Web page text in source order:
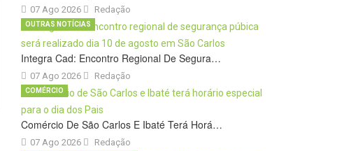
07 Ago 2026 Redação
Integra Cad: Encontro Regional De Segura…
07 Ago 2026
OUTRAS NOTÍCIAS
Redação
Comércio De São Carlos E Ibaté Terá Horá…
07 Ago 2026
COMÉRCIO
Redação